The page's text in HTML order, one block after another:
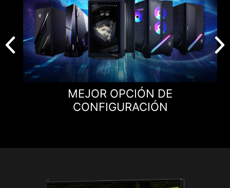
MEJOR OPCIÓN DE
CONFIGURACIÓN